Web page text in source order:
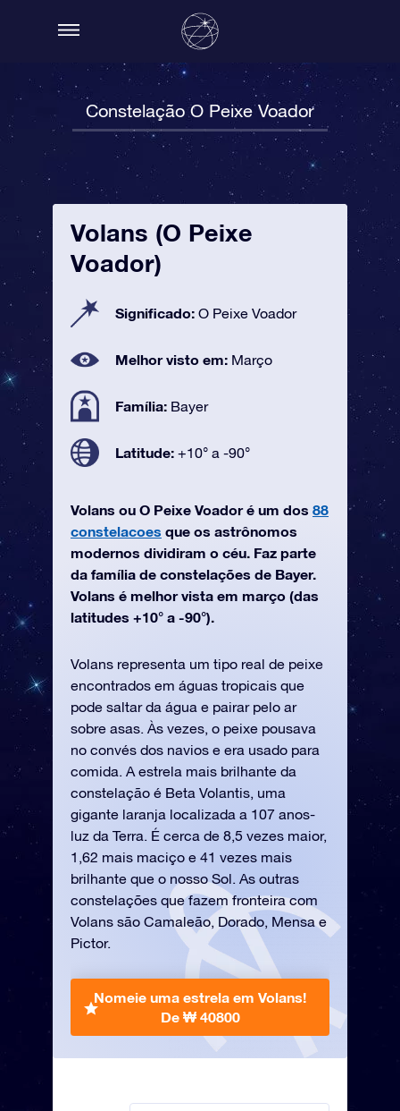
Constelação O Peixe Voador
Volans (O Peixe
Voador)
Significado: O Peixe Voador
Melhor visto em: Março
Família: Bayer
Latitude: +10° a -90°
Volans ou O Peixe Voador é um dos 88
constelacoes que os astrônomos
modernos dividiram o céu. Faz parte
da família de constelações de Bayer.
Volans é melhor vista em março (das
latitudes +10° a -90°).
Volans representa um tipo real de peixe
encontrados em águas tropicais que
pode saltar da água e pairar pelo ar
sobre asas. Às vezes, o peixe pousava
no convés dos navios e era usado para
comida. A estrela mais brilhante da
constelação é Beta Volantis, uma
gigante laranja localizada a 107 anos-
luz da Terra. É cerca de 8,5 vezes maior,
1,62 mais maciço e 41 vezes mais
brilhante que o nosso Sol. As outras
constelações que fazem fronteira com
Volans são Camaleão, Dorado, Mensa e
Pictor.
Nomeie uma estrela em Volans!
De ₩ 40800